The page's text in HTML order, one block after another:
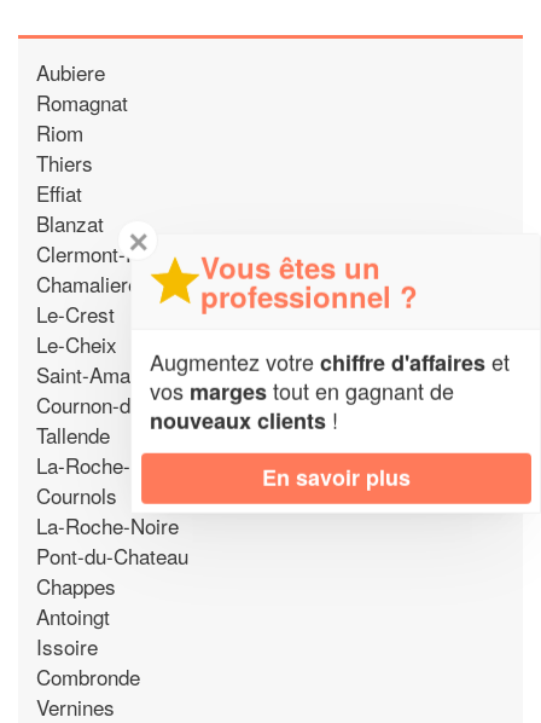
Aubiere
Romagnat
Riom
Thiers
Effiat
Blanzat
Clermont-Ferrand
Chamalieres
Le-Crest
Le-Cheix
Saint-Amant-Tallende
Cournon-d'Auvergne
Tallende
La-Roche-Blanche
Cournols
La-Roche-Noire
Pont-du-Chateau
Chappes
Antoingt
Issoire
Combronde
Vernines
✕
Vous êtes un
professionnel ?
Augmentez votrechiffre d'affaireset
vos margestout en gagnant de
nouveaux clients !
En savoir plus